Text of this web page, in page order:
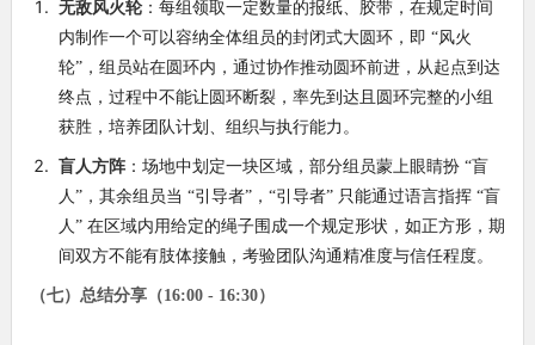
无敌风火轮：每组领取一定数量的报纸、胶带，在规定时间
内制作一个可以容纳全体组员的封闭式大圆环，即 “风火
轮”，组员站在圆环内，通过协作推动圆环前进，从起点到达
终点，过程中不能让圆环断裂，率先到达且圆环完整的小组
获胜，培养团队计划、组织与执行能力。
盲人方阵：场地中划定一块区域，部分组员蒙上眼睛扮 “盲
人”，其余组员当 “引导者”，“引导者” 只能通过语言指挥 “盲
人” 在区域内用给定的绳子围成一个规定形状，如正方形，期
间双方不能有肢体接触，考验团队沟通精准度与信任程度。
（七）总结分享（16:00 - 16:30）